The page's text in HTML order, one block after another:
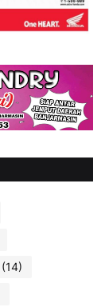
(14)